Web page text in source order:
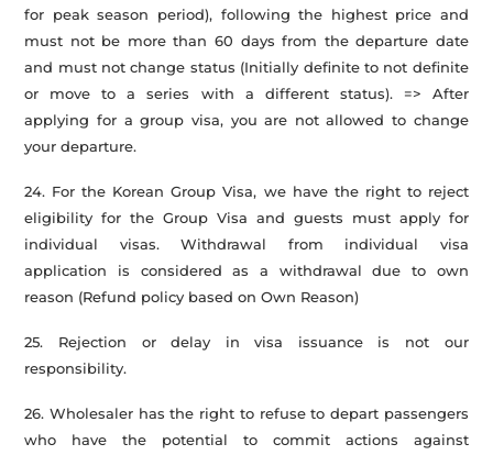
for peak season period), following the highest price and
must not be more than 60 days from the departure date
and must not change status (Initially definite to not definite
or move to a series with a different status). => After
applying for a group visa, you are not allowed to change
your departure.
24. For the Korean Group Visa, we have the right to reject
eligibility for the Group Visa and guests must apply for
individual visas. Withdrawal from individual visa
application is considered as a withdrawal due to own
reason (Refund policy based on Own Reason)
25. Rejection or delay in visa issuance is not our
responsibility.
26. Wholesaler has the right to refuse to depart passengers
who have the potential to commit actions against